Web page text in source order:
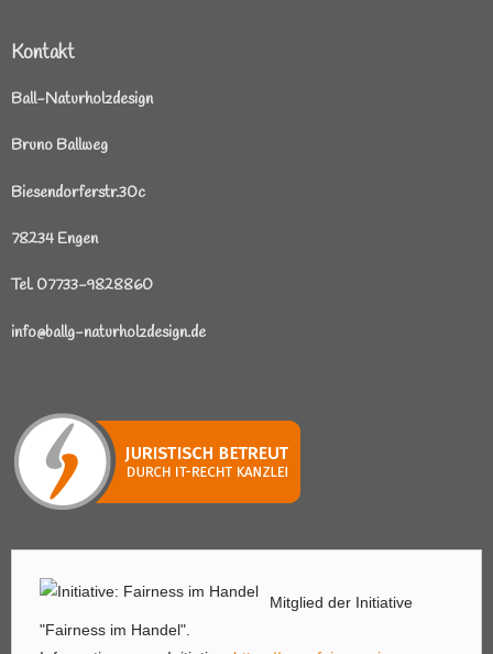
Kontakt
Ball-Naturholzdesign
Bruno Ballweg
Biesendorferstr.30c
78234 Engen
Tel. 07733-9828860
info@ballg-naturholzdesign.de
Mitglied der Initiative
"Fairness im Handel".